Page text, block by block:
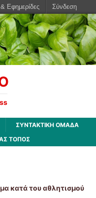
ΣΥΝΤΑΚΤΙΚΗ ΟΜΑΔΑ
ΤΟΠΟΣ
κατά του αθλητισμού
Εφημερίδες Σύνδεση